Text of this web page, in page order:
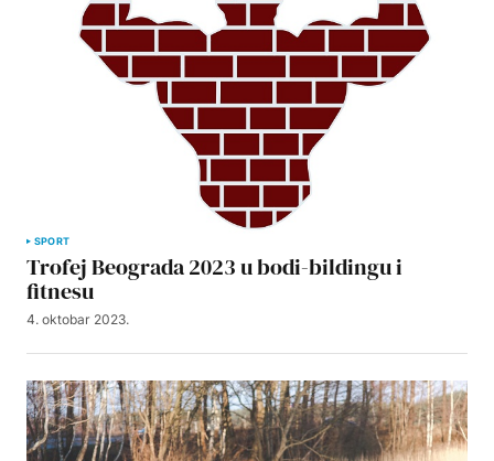
SPORT
Trofej Beograda 2023 u bodi-bildingu i
fitnesu
4. oktobar 2023.